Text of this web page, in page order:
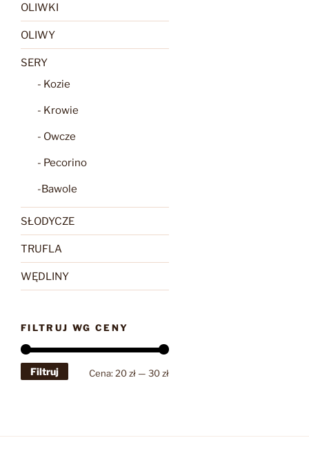
OLIWKI
OLIWY
SERY
- Kozie
- Krowie
- Owcze
- Pecorino
-Bawole
SŁODYCZE
TRUFLA
WĘDLINY
FILTRUJ WG CENY
Cena
Cena
Filtruj Cena: 20 zł— 30 zł